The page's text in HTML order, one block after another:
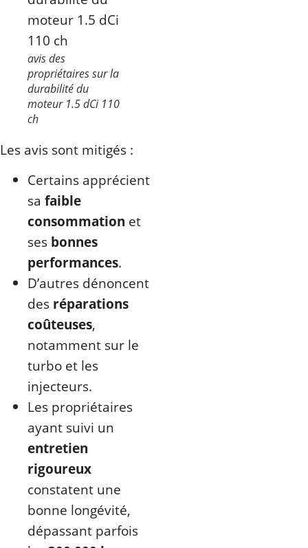
avis des
propriétaires sur la
durabilité du
moteur 1.5 dCi 110
ch
Les avis sont mitigés :
Certains apprécient
sa faible
consommation et
ses bonnes
performances.
D’autres dénoncent
des réparations
coûteuses,
notamment sur le
turbo et les
injecteurs.
Les propriétaires
ayant suivi un
entretien
rigoureux
constatent une
bonne longévité,
dépassant parfois